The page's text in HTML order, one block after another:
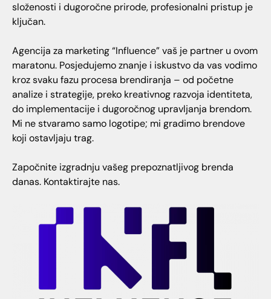
složenosti i dugoročne prirode, profesionalni pristup je
ključan.
Agencija za marketing “Influence” vaš je partner u ovom
maratonu. Posjedujemo znanje i iskustvo da vas vodimo
kroz svaku fazu procesa brendiranja – od početne
analize i strategije, preko kreativnog razvoja identiteta,
do implementacije i dugoročnog upravljanja brendom.
Mi ne stvaramo samo logotipe; mi gradimo brendove
koji ostavljaju trag.
Započnite izgradnju vašeg prepoznatljivog brenda
danas. Kontaktirajte nas.